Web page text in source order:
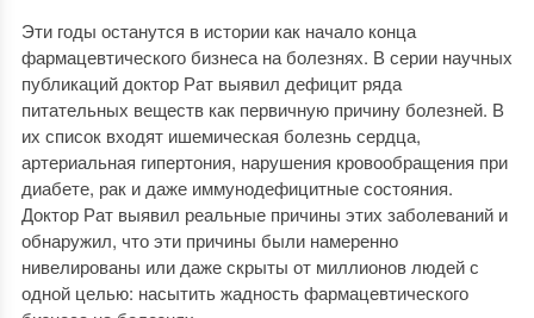
Эти годы останутся в истории как начало конца
фармацевтического бизнеса на болезнях. В серии научных
публикаций доктор Рат выявил дефицит ряда
питательных веществ как первичную причину болезней. В
их список входят ишемическая болезнь сердца,
артериальная гипертония, нарушения кровообращения при
диабете, рак и даже иммунодефицитные состояния.
Доктор Рат выявил реальные причины этих заболеваний и
обнаружил, что эти причины были намеренно
нивелированы или даже скрыты от миллионов людей с
одной целью: насытить жадность фармацевтического